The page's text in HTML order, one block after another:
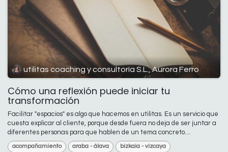
utilitas coaching y consultoría S.L., Aurora Ferro
Cómo una reflexión puede iniciar tu
transformación
Facilitar "espacios" es algo que hacemos en utilitas. Es un servicio que
cuesta explicar al cliente, porque desde fuera no deja de ser juntar a
diferentes personas para que hablen de un tema concreto....
acompañamiento araba - álava bizkaia - vizcaya